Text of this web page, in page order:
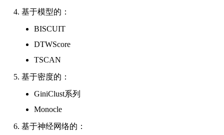
基于模型的：
BISCUIT
DTWScore
TSCAN
基于密度的：
GiniClust系列
Monocle
基于神经网络的：